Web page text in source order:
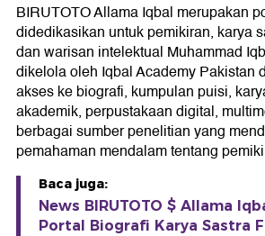
BIRUTOTO Allama Iqbal merupakan
didedikasikan untuk pemikiran, karya
dan warisan intelektual Muhammad
dikelola oleh Iqbal Academy Pakistan
akses ke biografi, kumpulan puisi,
akademik, perpustakaan digital,
berbagai sumber penelitian yang
pemahaman mendalam tentang
Baca juga:
News BIRUTOTO $ Allama
Portal Biografi Karya Sastra